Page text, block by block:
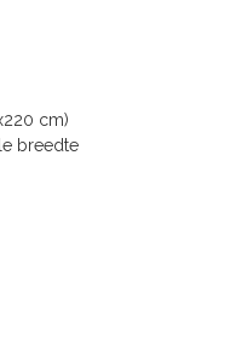
cm)
breedte